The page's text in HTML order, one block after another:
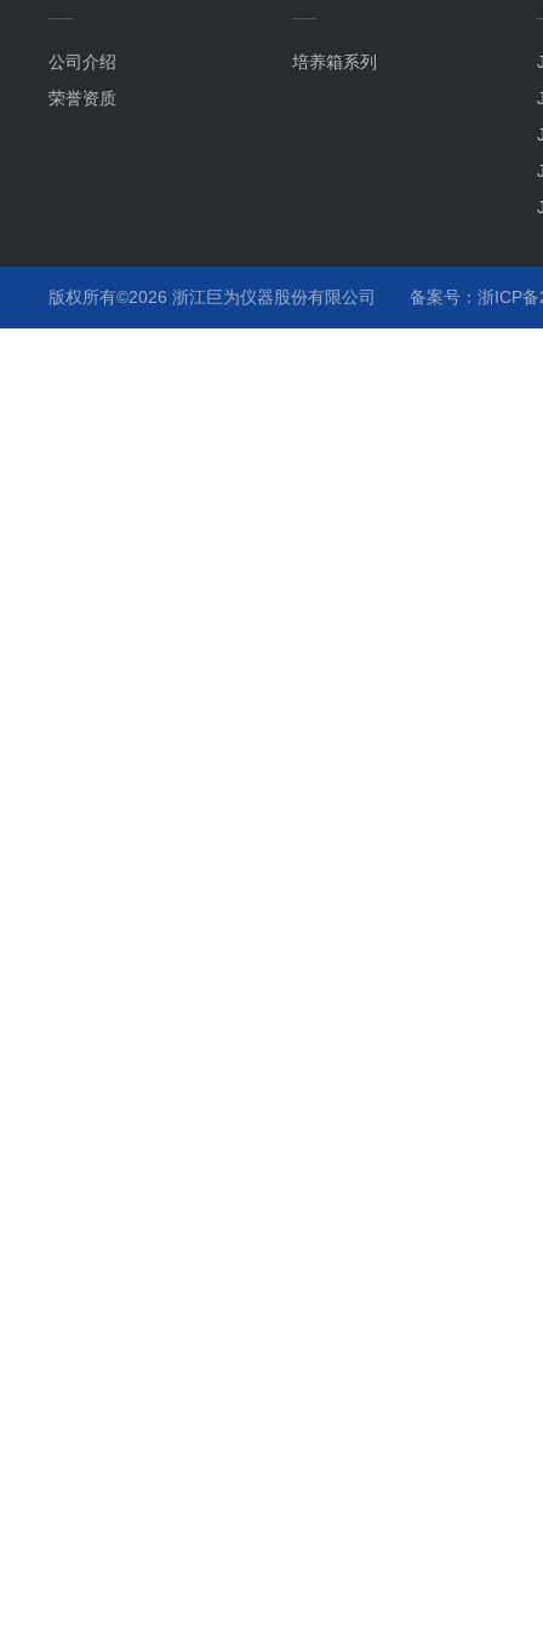
公司介绍
荣誉资质
培养箱系列
版权所有©2026 浙江巨为仪器股份有限公司 备案号：浙ICP